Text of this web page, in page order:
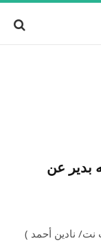
بدير عن
2024 الساعة 10:00 (أحداث نت/ نادين أحمد )